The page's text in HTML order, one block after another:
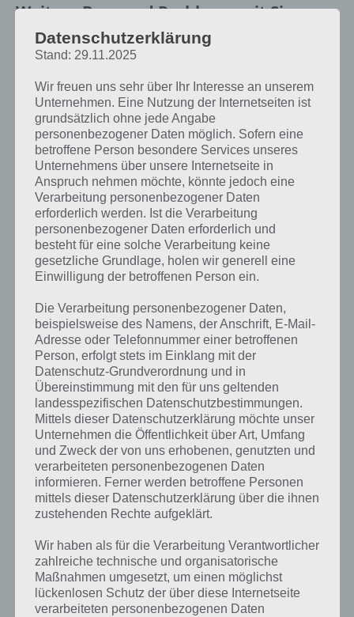
Weitere Bugs und Probleme mit Sims
Mobile
Kommentaren. Nicht immer muss es sich um ein Bug oder Problem
handeln, denn ab und zu liegt es auch an der Bedienung der App.
Auf WhatsApp teilen Teilen auf Facebook
Tweet auf Twitter
Mehr Artikel hier auf Touchportal
117KOMMENTARE
Christian 07.05.2024 19:20
Datenschutzerklärung
Stand: 29.11.2025
Wir freuen uns sehr über Ihr Interesse an unserem
Unternehmen. Eine Nutzung der Internetseiten ist
grundsätzlich ohne jede Angabe
personenbezogener Daten möglich. Sofern eine
betroffene Person besondere Services unseres
Unternehmens über unsere Internetseite in
Anspruch nehmen möchte, könnte jedoch eine
Verarbeitung personenbezogener Daten
erforderlich werden. Ist die Verarbeitung
personenbezogener Daten erforderlich und
besteht für eine solche Verarbeitung keine
gesetzliche Grundlage, holen wir generell eine
Einwilligung der betroffenen Person ein.
Die Verarbeitung personenbezogener Daten,
beispielsweise des Namens, der Anschrift, E-Mail-
Adresse oder Telefonnummer einer betroffenen
Person, erfolgt stets im Einklang mit der
Datenschutz-Grundverordnung und in
Übereinstimmung mit den für uns geltenden
landesspezifischen Datenschutzbestimmungen.
Mittels dieser Datenschutzerklärung möchte unser
Unternehmen die Öffentlichkeit über Art, Umfang
und Zweck der von uns erhobenen, genutzten und
verarbeiteten personenbezogenen Daten
informieren. Ferner werden betroffene Personen
mittels dieser Datenschutzerklärung über die ihnen
zustehenden Rechte aufgeklärt.
Wir haben als für die Verarbeitung Verantwortlicher
zahlreiche technische und organisatorische
Maßnahmen umgesetzt, um einen möglichst
lückenlosen Schutz der über diese Internetseite
verarbeiteten personenbezogenen Daten